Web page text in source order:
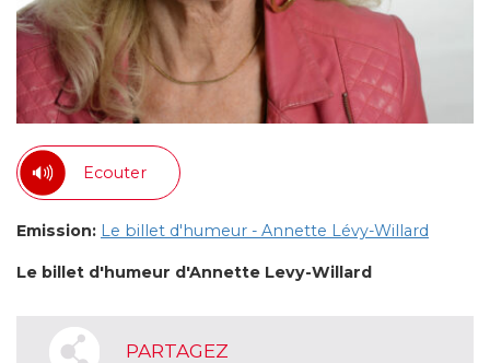
Ecouter
Emission: Le billet d'humeur - Annette Lévy-Willard
Le billet d'humeur d'Annette Levy-Willard
PARTAGEZ